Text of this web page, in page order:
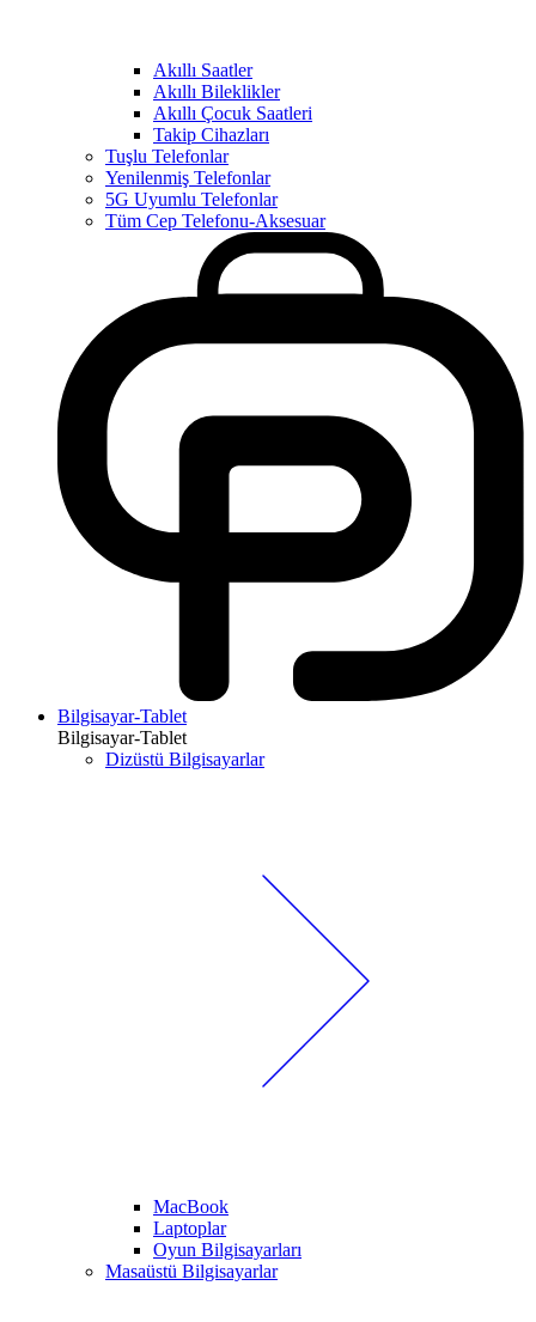
Akıllı Saatler
Akıllı Bileklikler
Akıllı Çocuk Saatleri
Takip Cihazları
Tuşlu Telefonlar
Yenilenmiş Telefonlar
5G Uyumlu Telefonlar
Tüm Cep Telefonu-Aksesuar
Bilgisayar-Tablet
Bilgisayar-Tablet
Dizüstü Bilgisayarlar
MacBook
Laptoplar
Oyun Bilgisayarları
Masaüstü Bilgisayarlar